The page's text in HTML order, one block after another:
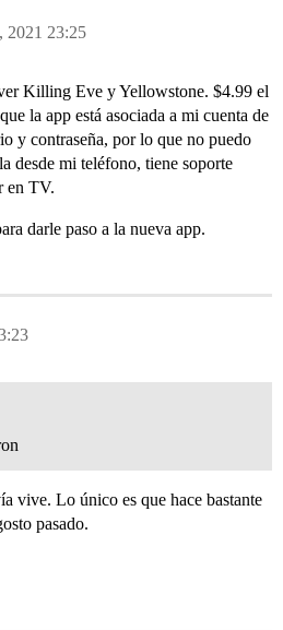
2021 23:25
Killing Eve y Yellowstone. $4.99 el
la app está asociada a mi cuenta de
y contraseña, por lo que no puedo
desde mi teléfono, tiene soporte
en TV.
darle paso a la nueva app.
vive. Lo único es que hace bastante
pasado.